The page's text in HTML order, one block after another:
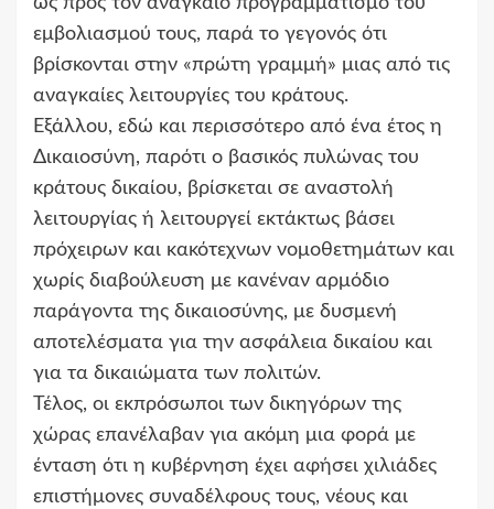
εμβολιασμού τους, παρά το γεγονός ότι
βρίσκονται στην «πρώτη γραμμή» μιας από τις
αναγκαίες λειτουργίες του κράτους.
Εξάλλου, εδώ και περισσότερο από ένα έτος η
Δικαιοσύνη, παρότι ο βασικός πυλώνας του
κράτους δικαίου, βρίσκεται σε αναστολή
λειτουργίας ή λειτουργεί εκτάκτως βάσει
πρόχειρων και κακότεχνων νομοθετημάτων και
χωρίς διαβούλευση με κανέναν αρμόδιο
παράγοντα της δικαιοσύνης, με δυσμενή
αποτελέσματα για την ασφάλεια δικαίου και
για τα δικαιώματα των πολιτών.
Τέλος, οι εκπρόσωποι των δικηγόρων της
χώρας επανέλαβαν για ακόμη μια φορά με
ένταση ότι η κυβέρνηση έχει αφήσει χιλιάδες
επιστήμονες συναδέλφους τους, νέους και